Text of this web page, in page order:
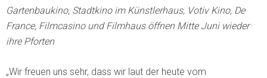
Gartenbaukino, Stadtkino im Künstlerhaus, Votiv Kino, De
France, Filmcasino und Filmhaus öffnen Mitte Juni wieder
ihre Pforten
„Wir freuen uns sehr, dass wir laut der heute vom